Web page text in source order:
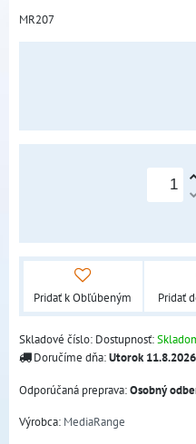
MR207
Pridať k Obľúbeným Pridať
Skladové číslo: Dostupnosť:
Doručíme dňa:Utorok11.8.2026
Osobný
Výrobca: MediaRange